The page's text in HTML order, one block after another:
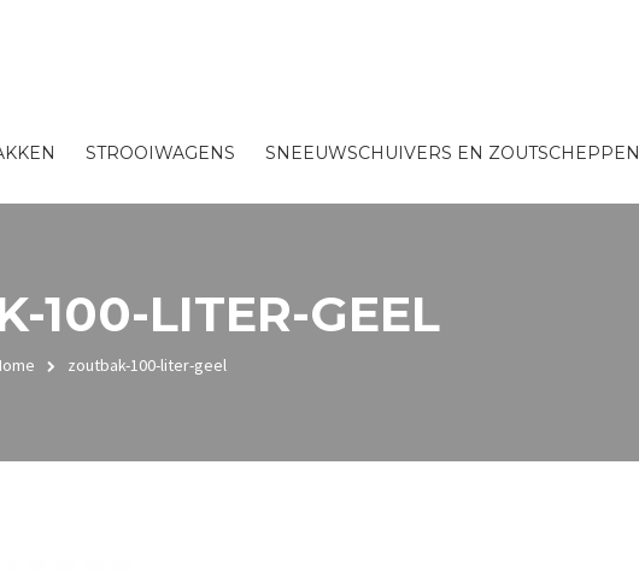
STROOIWAGENS SNEEUWSCHUIVERS EN ZOUTSCHEPPEN
100-LITER-GEEL
zoutbak-100-liter-geel